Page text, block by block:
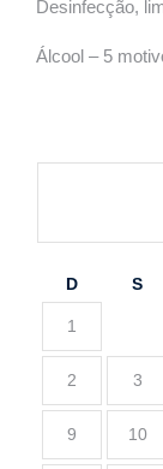
Desinfecção,
Álcool – 5
D S
1
2 3
9 10